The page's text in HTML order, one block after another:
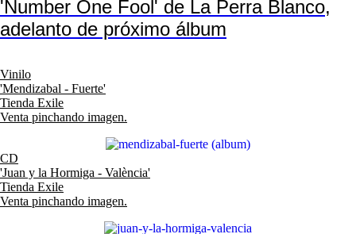
'Number One Fool' de La Perra Blanco,
adelanto de próximo álbum
Vinilo
'Mendizabal - Fuerte'
Tienda Exile
Venta pinchando imagen.
CD
'Juan y la Hormiga - València'
Tienda Exile
Venta pinchando imagen.